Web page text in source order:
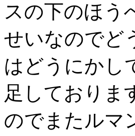
スの下のほう
せいなのでど
はどうにかし
足しておりま
のでまたルマ